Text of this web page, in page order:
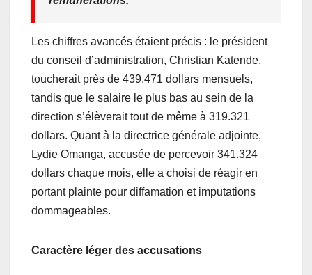
Les chiffres avancés étaient précis : le président
du conseil d’administration, Christian Katende,
toucherait près de 439.471 dollars mensuels,
tandis que le salaire le plus bas au sein de la
direction s’élèverait tout de même à 319.321
dollars. Quant à la directrice générale adjointe,
Lydie Omanga, accusée de percevoir 341.324
dollars chaque mois, elle a choisi de réagir en
portant plainte pour diffamation et imputations
dommageables.
Caractère léger des accusations